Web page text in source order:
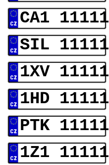
CA1 11111
SIL 11111
1XV 11111
1HD 11111
PTK 11111
1Z1 11111